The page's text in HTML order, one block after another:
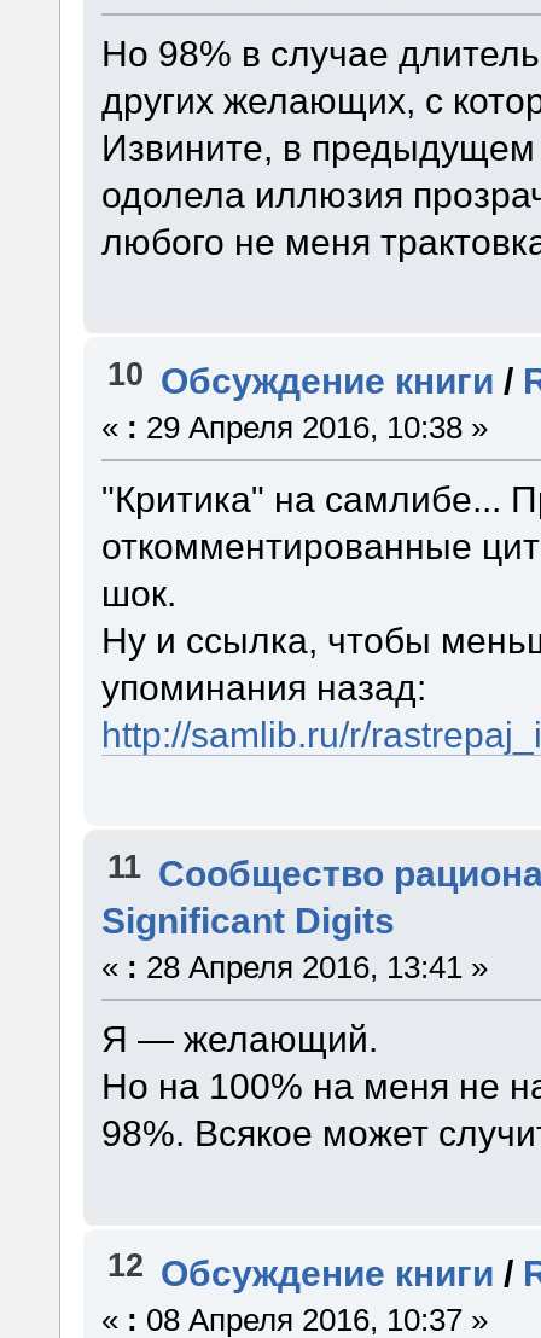
Но 98% в случае
других желающих, с
Извините, в
одолела иллюзия
любого не меня
10 Обсуждение книги /
« : 29 Апреля 2016, 10:38 »
"Критика" на самлибе...
откомментированные
шок.
Ну и ссылка, чтобы
упоминания назад:
http://samlib.ru/r/
11 Сообщество
Significant Digits
« : 28 Апреля 2016, 13:41 »
Я — желающий.
Но на 100% на меня не
98%. Всякое может
12 Обсуждение книги /
« : 08 Апреля 2016, 10:37 »